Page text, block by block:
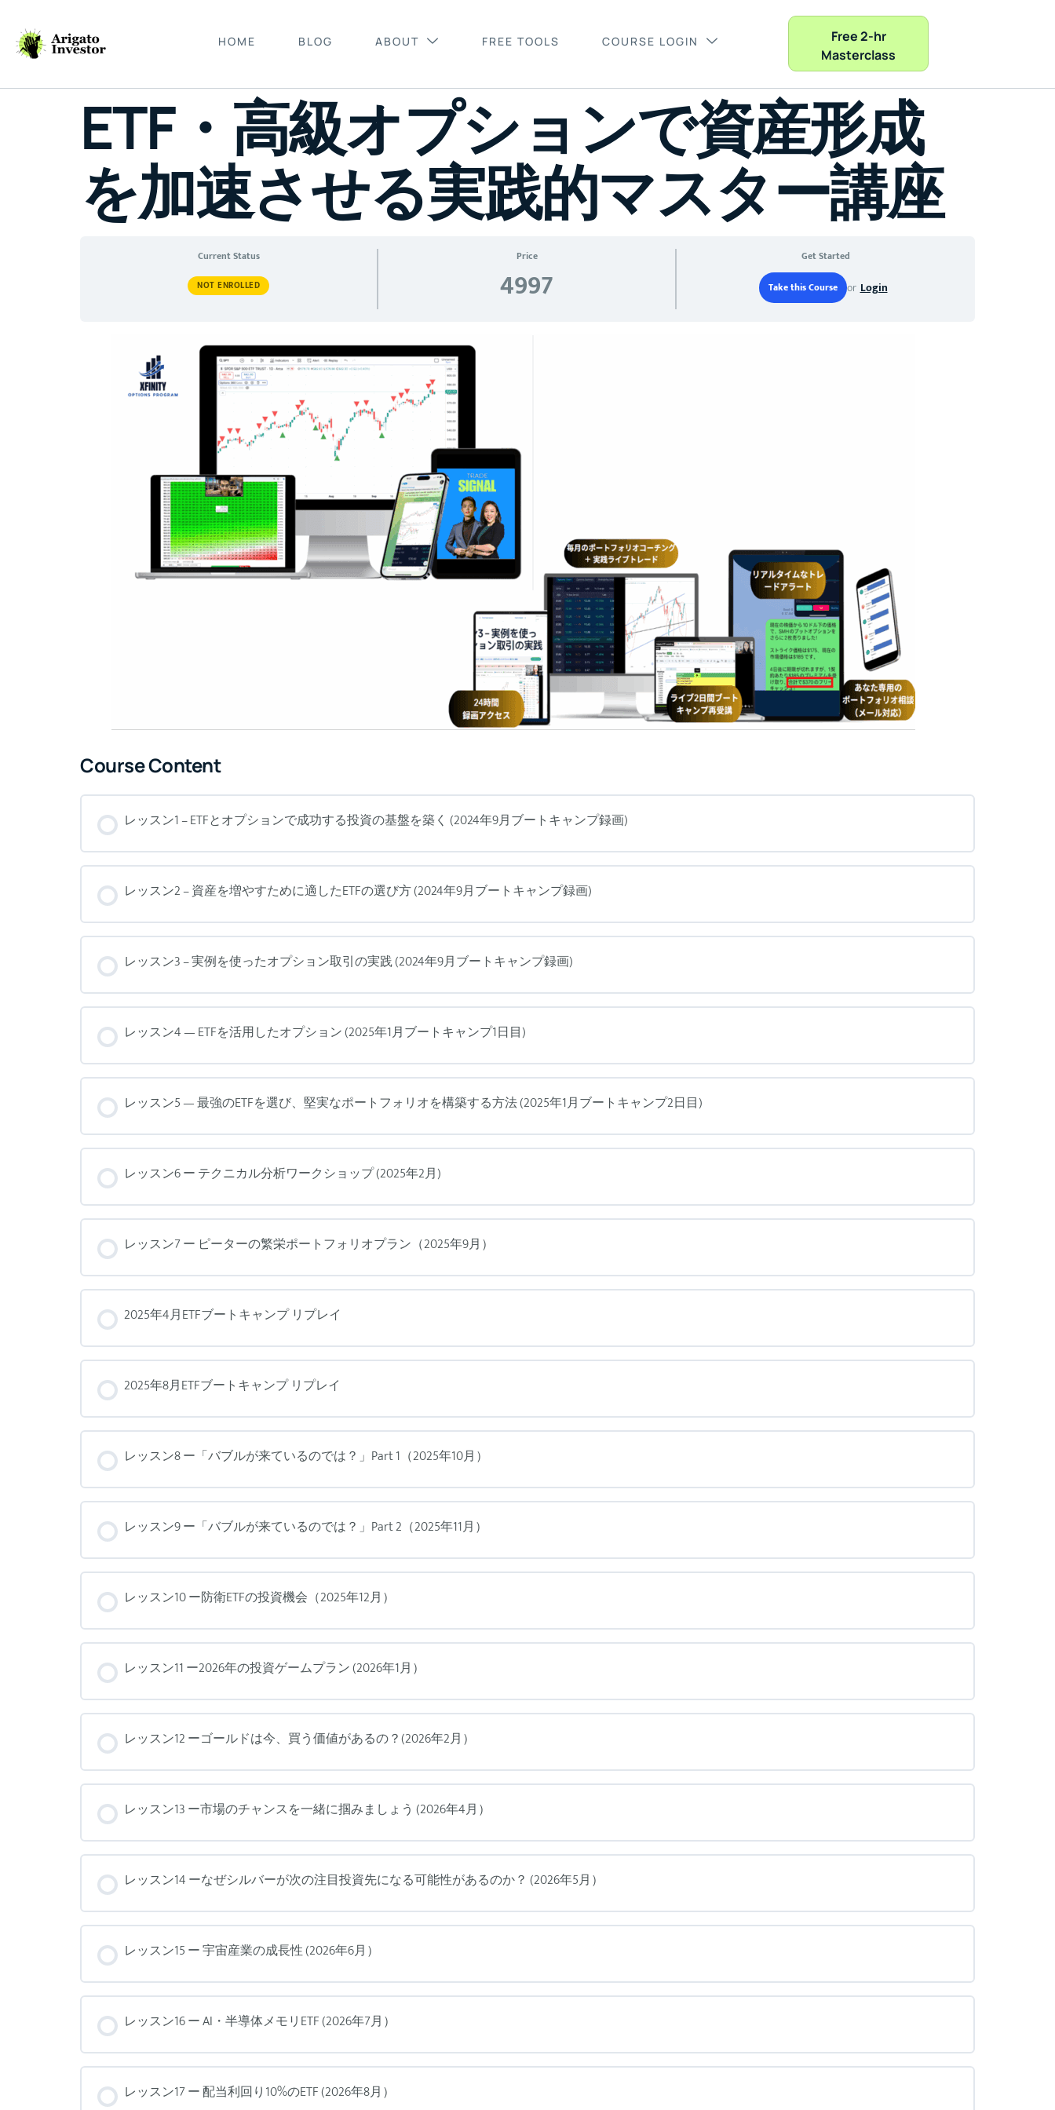
HOME BLOG ABOUT FREE TOOLS COURSE LOGIN
Free 2-hr
Masterclass
ETF・高級オプションで資産形成
を加速させる実践的マスター講座
Current Status
NOT ENROLLED
Price
4997
Get Started
or Login
Course Content
レッスン1 – ETFとオプションで成功する投資の基盤を築く (2024年9月ブートキャンプ録画)
レッスン2 – 資産を増やすために適したETFの選び方 (2024年9月ブートキャンプ録画)
レッスン3 – 実例を使ったオプション取引の実践 (2024年9月ブートキャンプ録画)
レッスン4 — ETFを活用したオプション (2025年1月ブートキャンプ1日目)
レッスン5 — 最強のETFを選び、堅実なポートフォリオを構築する方法 (2025年1月ブートキャンプ2日目)
レッスン6 ー テクニカル分析ワークショップ (2025年2月)
レッスン7 ー ピーターの繁栄ポートフォリオプラン（2025年9月）
2025年4月ETFブートキャンプ リプレイ
2025年8月ETFブートキャンプ リプレイ
レッスン8 ー「バブルが来ているのでは？」Part 1（2025年10月）
レッスン9 ー「バブルが来ているのでは？」Part 2（2025年11月）
レッスン10 ー防衛ETFの投資機会（2025年12月）
レッスン11 ー2026年の投資ゲームプラン (2026年1月）
レッスン12 ーゴールドは今、買う価値があるの？(2026年2月）
レッスン13 ー市場のチャンスを一緒に掴みましょう (2026年4月）
レッスン14 ーなぜシルバーが次の注目投資先になる可能性があるのか？ (2026年5月）
レッスン15 ー 宇宙産業の成長性 (2026年6月）
レッスン16 ー AI・半導体メモリETF (2026年7月）
レッスン17 ー 配当利回り10%のETF (2026年8月）